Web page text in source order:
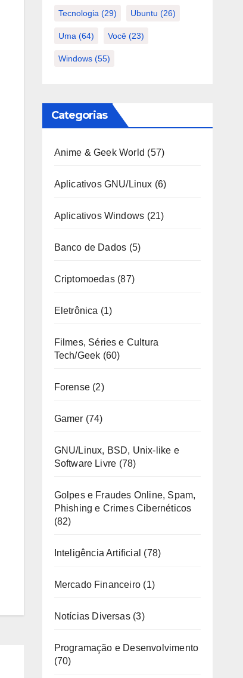
Tecnologia (29) Ubuntu (26)
Uma (64) Você(23)
Windows(55)
Categorias
Anime & Geek World (57)
Aplicativos GNU/Linux (6)
Aplicativos Windows (21)
Banco de Dados (5)
Criptomoedas(87)
Eletrônica (1)
Filmes, Séries e Cultura
Tech/Geek (60)
Forense(2)
Gamer (74)
GNU/Linux, BSD, Unix-like e
Software Livre (78)
Golpes e Fraudes Online, Spam,
Phishing e Crimes Cibernéticos
(82)
Inteligência Artificial (78)
Mercado Financeiro (1)
Notícias Diversas(3)
Programação e Desenvolvimento
(70)